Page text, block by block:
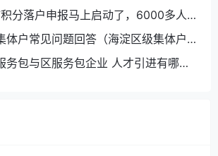
作的通告
分落户申报马上启动了，6000多人
口
体户常见问题回答（海淀区级集体户
务包与区服务包企业 人才引进有哪些